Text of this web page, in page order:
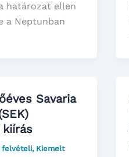
határozat ellen
a Neptunban
Savaria
felvételi, Kiemelt